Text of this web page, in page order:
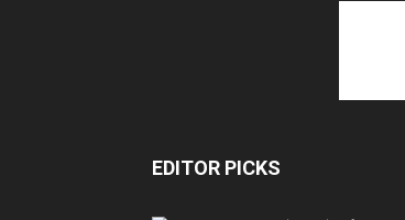
EDITOR PICKS